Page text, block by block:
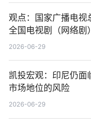
观点：国家广播电视
全国电视剧（网络剧
备案公示剧目197部
2026-06-29
凯投宏观：印尼仍面
市场地位的风险
2026-06-29